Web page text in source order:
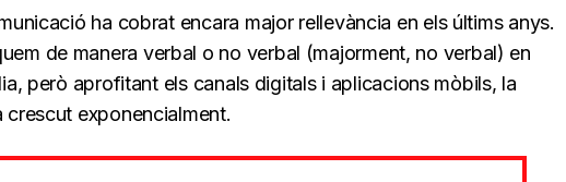
ha cobrat encara major rellevància en els últims anys.
de manera verbal o no verbal (majorment, no verbal) en
però aprofitant els canals digitals i aplicacions mòbils, la
exponencialment.